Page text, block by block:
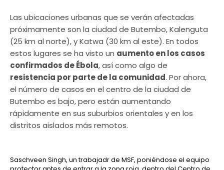
Las ubicaciones urbanas que se verán afectadas
próximamente son la ciudad de Butembo, Kalenguta
(25 km al norte), y Katwa (30 km al este). En todos
estos lugares se ha visto un aumento en los casos
confirmados de Ébola, así como algo de
resistencia por parte de la comunidad. Por ahora,
el número de casos en el centro de la ciudad de
Butembo es bajo, pero están aumentando
rápidamente en sus suburbios orientales y en los
distritos aislados más remotos.
Saschveen Singh, un trabajadr de MSF, poniéndose el equipo